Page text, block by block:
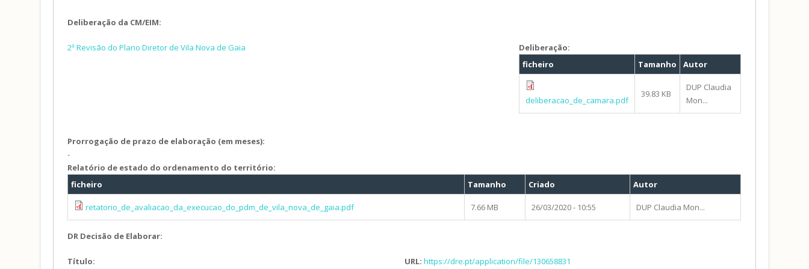
Deliberação da CM/EIM:
2ª Revisão do Plano Diretor de Vila Nova de Gaia
Deliberação:
ficheiro
Tamanho Autor
deliberacao_de_camara.pdf
39.83 KB
DUP Claudia
Mon...
Prorrogação de prazo de elaboração (em meses):
-
Relatório de estado do ordenamento do território:
ficheiro
Tamanho Criado Autor
retatorio_de_avaliacao_da_execucao_do_pdm_de_vila_nova_de_gaia.pdf 7.66 MB 26/03/2020 - 10:55 DUP Claudia Mon...
DR Decisão de Elaborar:
Título: URL: https://dre.pt/application/file/130658831